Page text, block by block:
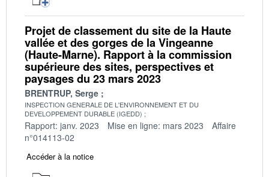
Projet de classement du site de la Haute
vallée et des gorges de la Vingeanne
(Haute-Marne). Rapport à la commission
supérieure des sites, perspectives et
paysages du 23 mars 2023
BRENTRUP, Serge
INSPECTION GENERALE DE L'ENVIRONNEMENT ET DU
DEVELOPPEMENT DURABLE (IGEDD)
Rapport: janv. 2023 Mise en ligne: mars 2023
Affaire
n°014113-02
Accéder à la notice